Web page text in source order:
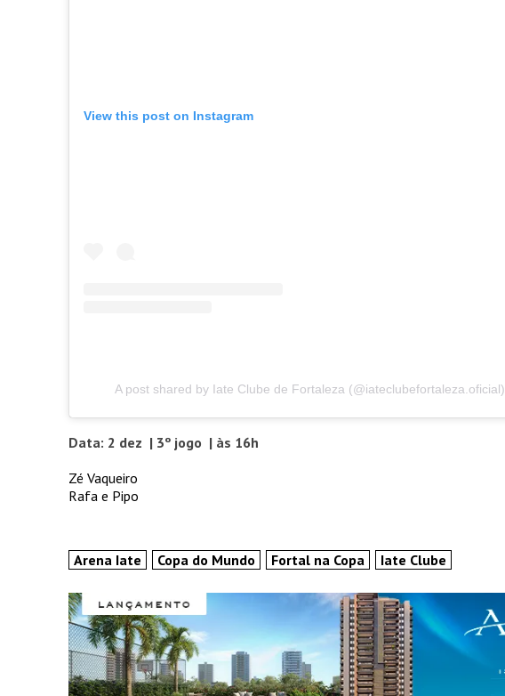
View this post on Instagram
A post shared by Iate Clube de Fortaleza (@iateclubefortaleza.oficial)
Data: 2 dez | 3º jogo | às 16h
Zé Vaqueiro
Rafa e Pipo
Arena Iate Copa do Mundo Fortal na Copa Iate Clube